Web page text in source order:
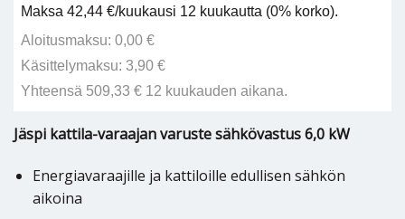
Maksa 42,44 €/kuukausi 12 kuukautta (0% korko).
Aloitusmaksu: 0,00 €
Käsittelymaksu: 3,90 €
Yhteensä 509,33 € 12 kuukauden aikana.
Jäspi kattila-varaajan varuste sähkövastus 6,0 kW
Energiavaraajille ja kattiloille edullisen sähkön
aikoina